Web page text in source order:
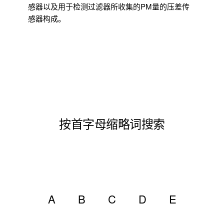
感器以及用于检测过滤器所收集的PM量的压差传
感器构成。
按首字母缩略词搜索
A B C D E